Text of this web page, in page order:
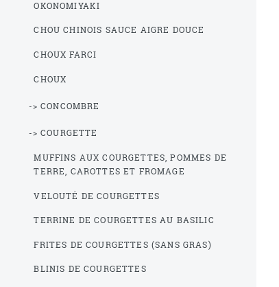
OKONOMIYAKI
CHOU CHINOIS SAUCE AIGRE DOUCE
CHOUX FARCI
CHOUX
-> CONCOMBRE
-> COURGETTE
MUFFINS AUX COURGETTES, POMMES DE
TERRE, CAROTTES ET FROMAGE
VELOUTÉ DE COURGETTES
TERRINE DE COURGETTES AU BASILIC
FRITES DE COURGETTES (SANS GRAS)
BLINIS DE COURGETTES